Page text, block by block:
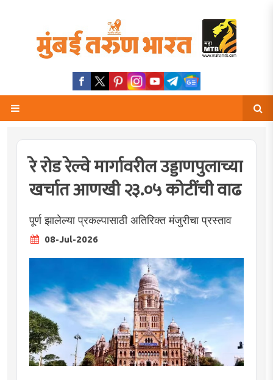
रे रोड रेल्वे मार्गावरील उड्डाणपुलाच्या
खर्चात आणखी २३.०५ कोटींची वाढ
पूर्ण झालेल्या प्रकल्पासाठी अतिरिक्त मंजुरीचा प्रस्ताव
08-Jul-2026